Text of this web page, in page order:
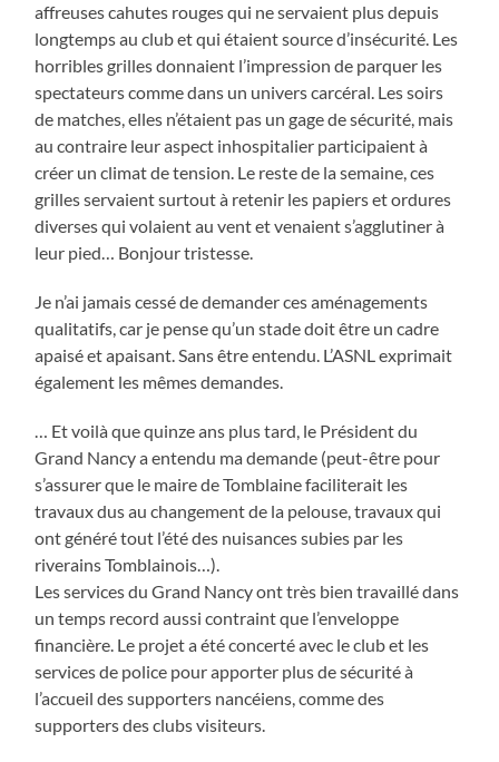
affreuses cahutes rouges qui ne servaient plus depuis
longtemps au club et qui étaient source d’insécurité. Les
horribles grilles donnaient l’impression de parquer les
spectateurs comme dans un univers carcéral. Les soirs
de matches, elles n’étaient pas un gage de sécurité, mais
au contraire leur aspect inhospitalier participaient à
créer un climat de tension. Le reste de la semaine, ces
grilles servaient surtout à retenir les papiers et ordures
diverses qui volaient au vent et venaient s’agglutiner à
leur pied… Bonjour tristesse.
Je n’ai jamais cessé de demander ces aménagements
qualitatifs, car je pense qu’un stade doit être un cadre
apaisé et apaisant. Sans être entendu. L’ASNL exprimait
également les mêmes demandes.
… Et voilà que quinze ans plus tard, le Président du
Grand Nancy a entendu ma demande (peut-être pour
s’assurer que le maire de Tomblaine faciliterait les
travaux dus au changement de la pelouse, travaux qui
ont généré tout l’été des nuisances subies par les
riverains Tomblainois…).
Les services du Grand Nancy ont très bien travaillé dans
un temps record aussi contraint que l’enveloppe
financière. Le projet a été concerté avec le club et les
services de police pour apporter plus de sécurité à
l’accueil des supporters nancéiens, comme des
supporters des clubs visiteurs.